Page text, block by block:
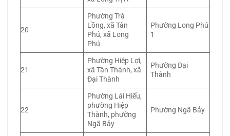
20
Phường Trà
Lồng, xã Tân
Phú, xã Long
Phú
Phường Long Phú
1
21
Phường Hiệp Lợi,
xã Tân Thành, xã
Đại Thành
Phường Đại
Thành
22
Phường Lái Hiếu,
phường Hiệp
Thành, phường
Ngã Bảy
Phường Ngã Bảy